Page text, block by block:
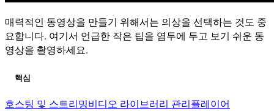
매력적인 동영상을 만들기 위해서는 의상을 선택하는 것도 중
요합니다. 여기서 언급한 작은 팁을 염두에 두고 보기 쉬운 동
영상을 촬영하세요.
핵심
호스팅 및 스트리밍비디오 라이브러리 관리플레이어